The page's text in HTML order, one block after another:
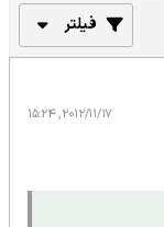
فیلتر
2012/11/17, 15:24